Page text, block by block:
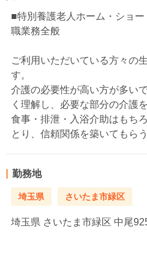
■特別養護老人ホーム・ショ
職業務全般
ご利用いただいている方々の
す。
介護の必要性が高い方が多い
く理解し、必要な部分の介護
食事・排泄・入浴介助はもち
とり、信頼関係を築いてもら
勤務地
埼玉県 さいたま市緑区
埼玉県 さいたま市緑区 中尾